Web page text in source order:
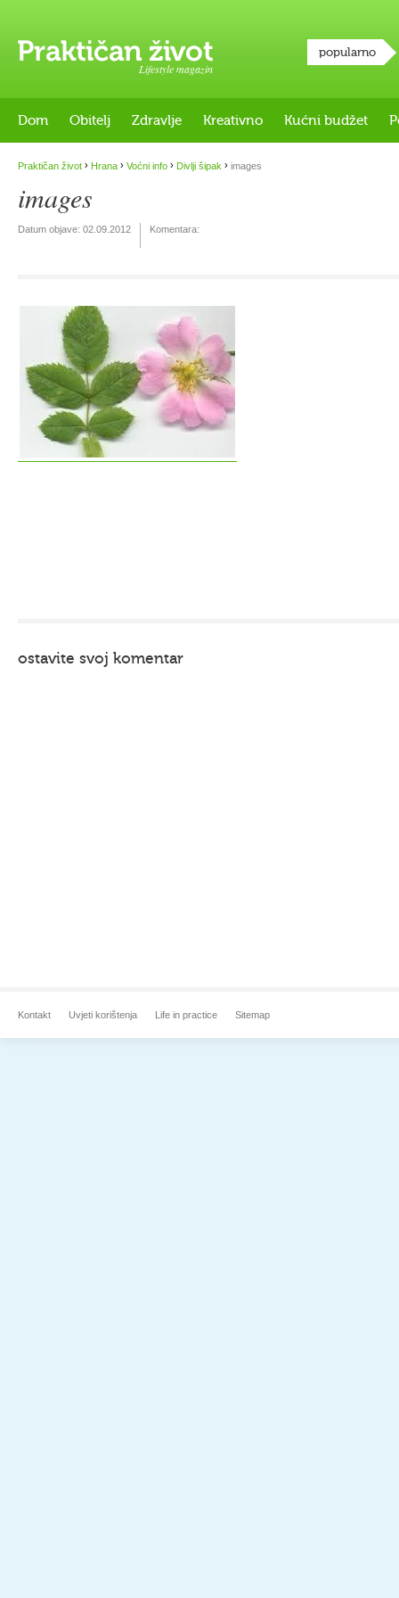
Lifestyle magazin
popularno
Dom Obitelj Zdravlje Kreativno Kućni budžet
Praktičan život › Hrana › Voćni info › Divlji šipak › images
images
Datum objave: 02.09.2012 Komentara:
ostavite svoj komentar
Kontakt Uvjeti korištenja Life in practice Sitemap